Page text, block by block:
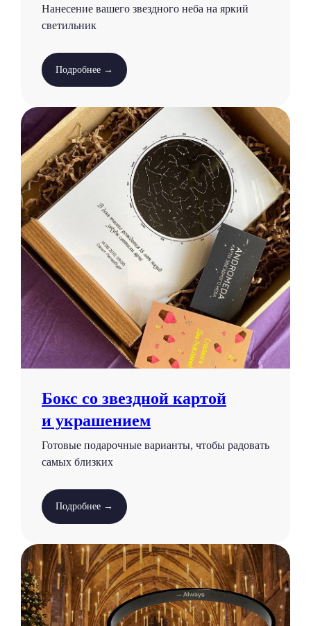
Нанесение вашего звездного неба на яркий
светильник
Подробнее →
Бокс со звездной картой
и украшением
Готовые подарочные варианты, чтобы радовать
самых близких
Подробнее →